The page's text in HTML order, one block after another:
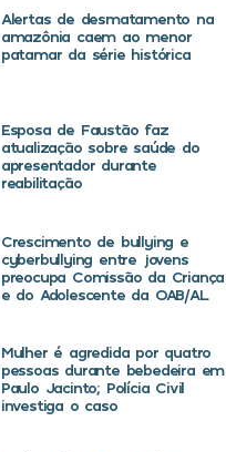
Alertas de desmatamento na
amazônia caem ao menor
patamar da série histórica
Esposa de Faustão faz
atualização sobre saúde do
apresentador durante
reabilitação
Crescimento de bullying e
cyberbullying entre jovens
preocupa Comissão da Criança
e do Adolescente da OAB/AL
Mulher é agredida por quatro
pessoas durante bebedeira em
Paulo Jacinto; Polícia Civil
investiga o caso